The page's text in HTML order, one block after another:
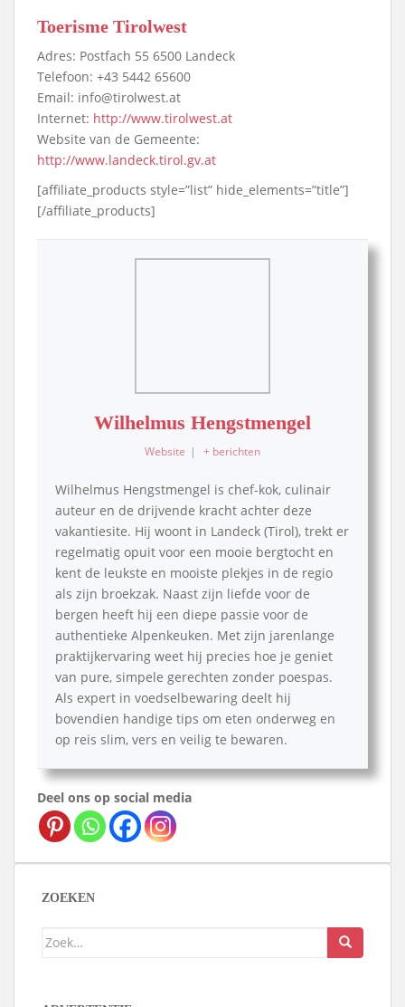
Toerisme Tirolwest
Adres: Postfach 55 6500 Landeck
Telefoon: +43 5442 65600
Email: info@tirolwest.at
Internet: http://www.tirolwest.at
Website van de Gemeente:
http://www.landeck.tirol.gv.at
[affiliate_products style=”list” hide_elements=”title”]
[/affiliate_products]
Wilhelmus Hengstmengel
Website | + berichten
Wilhelmus Hengstmengel is chef-kok, culinair
auteur en de drijvende kracht achter deze
vakantiesite. Hij woont in Landeck (Tirol), trekt er
regelmatig opuit voor een mooie bergtocht en
kent de leukste en mooiste plekjes in de regio
als zijn broekzak. Naast zijn liefde voor de
bergen heeft hij een diepe passie voor de
authentieke Alpenkeuken. Met zijn jarenlange
praktijkervaring weet hij precies hoe je geniet
van pure, simpele gerechten zonder poespas.
Als expert in voedselbewaring deelt hij
bovendien handige tips om eten onderweg en
op reis slim, vers en veilig te bewaren.
Deel ons op social media
ZOEKEN
Zoek